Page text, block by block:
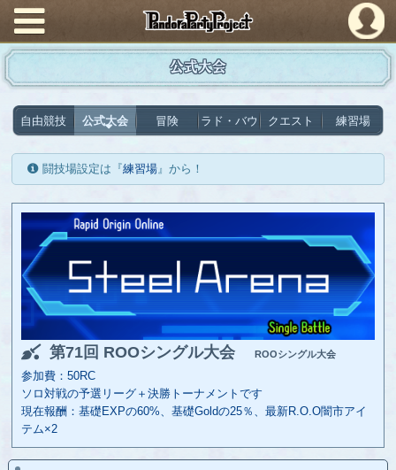
PandoraPartyProject
公式大会
自由競技 公式大会 冒険 ラド・バウ クエスト 練習場
闘技場設定は『練習場』から！
第71回 ROOシングル大会 ROOシングル大会
参加費：50RC
ソロ対戦の予選リーグ＋決勝トーナメントです
現在報酬：基礎EXPの60%、基礎Goldの25％、最新R.O.O闇市アイ
テム×2